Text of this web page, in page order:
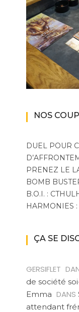
NOS
DUEL POUR
PRENEZ LE
BOMB
B.O.I. :
HARMONIES
ÇA SE
GERSIFLET
de société
Emma DANS
attendant